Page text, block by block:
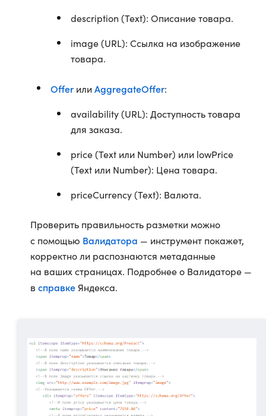
description (Text): Описание товара.
image (URL): Ссылка на изображение
товара.
Offer илиAggregateOffer:
availability (URL): Доступность товара
для заказа.
price (Text или Number) или lowPrice
(Text или Number): Цена товара.
priceCurrency (Text): Валюта.
Проверить правильность разметки можно
с помощью Валидатора — инструмент покажет,
корректно ли распознаются метаданные
на ваших страницах. Подробнее о Валидаторе —
в справке Яндекса.